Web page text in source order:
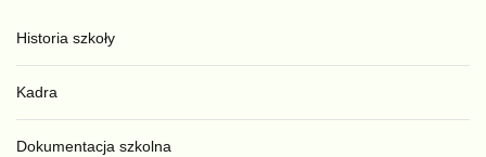
Historia szkoły
Kadra
Dokumentacja szkolna